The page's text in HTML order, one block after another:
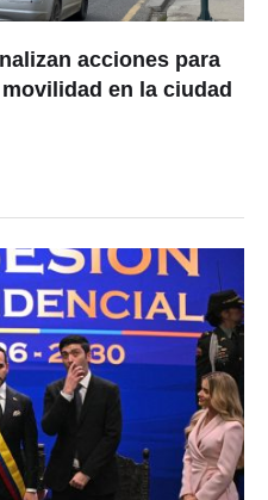
acciones para
en la ciudad